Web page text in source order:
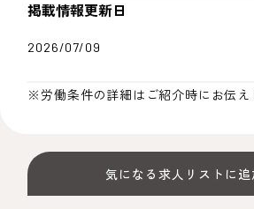
掲載情報更新日
2026/07/09
※労働条件の詳細はご紹介時にお伝え
気になる求人リストに追